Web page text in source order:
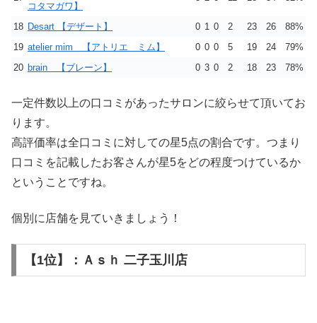
コタマガワ】
18 Desart 【デザート】 0 1 0 2 23 26
88%
19 atelier mim 【アトリエ ミム】 0 0 0 5 19 24
79%
20 brain 【ブレーン】 0 3 0 2 18 23 78%
一定件数以上の口コミがあったサロンに絞らせて頂いてお
ります。
高評価率は全口コミに対しての星5点の割合です。つまり
口コミを記載したお客さんが星5をどの程度つけているか
ということですね。
個別に店舗を見ていきましょう！
【1位】：Ａｓｈ 二子玉川店